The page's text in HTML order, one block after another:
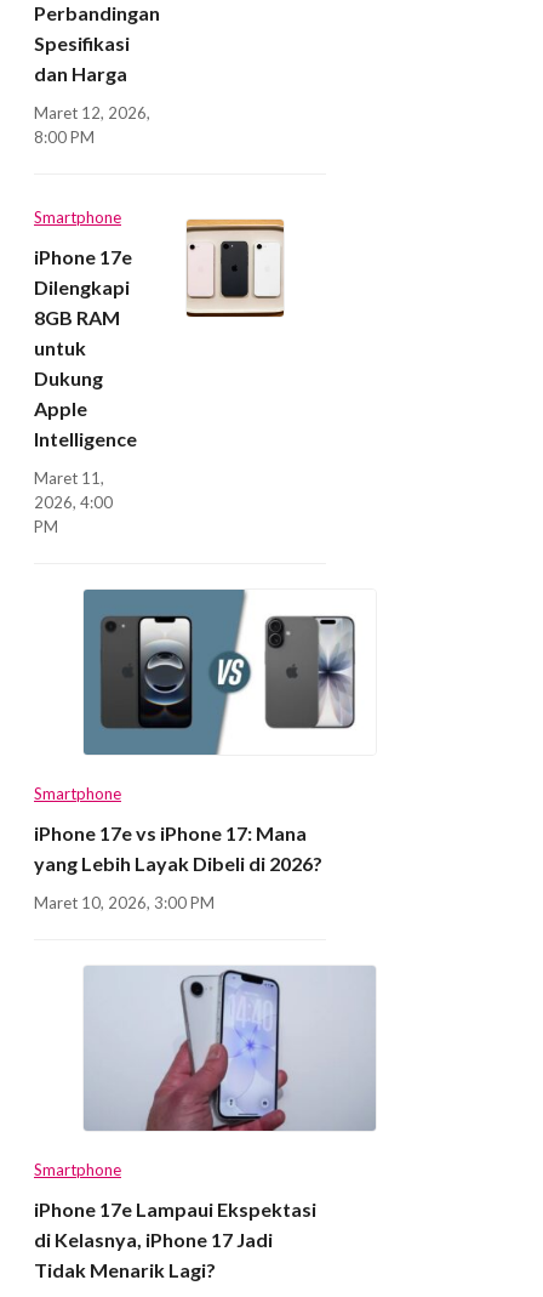
Perbandingan
Spesifikasi
dan Harga
Maret 12, 2026,
8:00 PM
Smartphone
iPhone 17e
Dilengkapi
8GB RAM
untuk
Dukung
Apple
Intelligence
Maret 11,
2026, 4:00
PM
Smartphone
iPhone 17e vs iPhone 17: Mana
yang Lebih Layak Dibeli di 2026?
Maret 10, 2026, 3:00 PM
Smartphone
iPhone 17e Lampaui Ekspektasi
di Kelasnya, iPhone 17 Jadi
Tidak Menarik Lagi?